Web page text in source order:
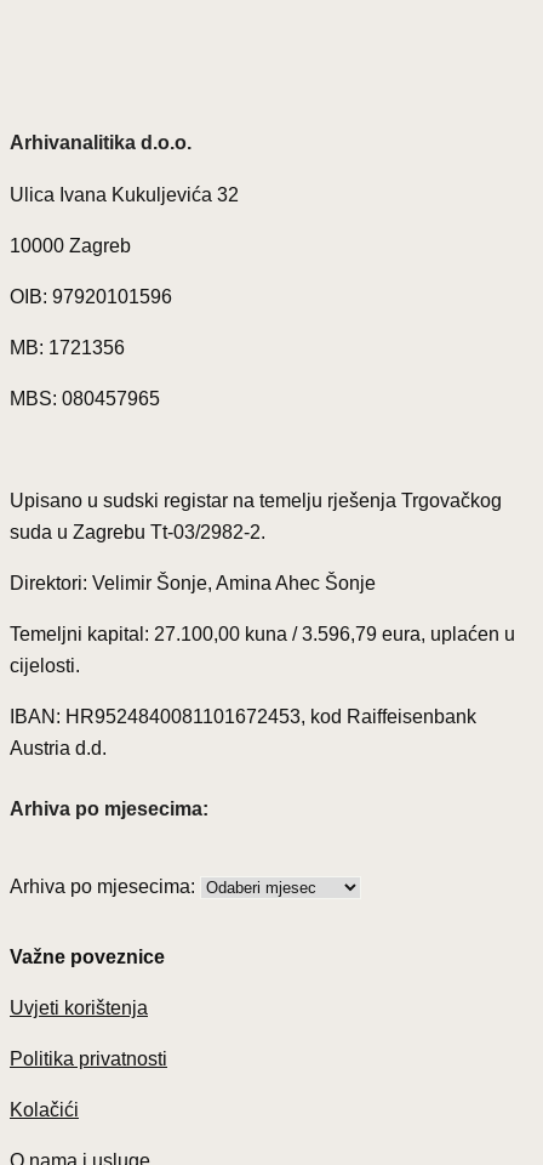
Arhivanalitika d.o.o.
Ulica Ivana Kukuljevića 32
10000 Zagreb
OIB: 97920101596
MB: 1721356
MBS: 080457965
Upisano u sudski registar na temelju rješenja Trgovačkog
suda u Zagrebu Tt-03/2982-2.
Direktori: Velimir Šonje, Amina Ahec Šonje
Temeljni kapital: 27.100,00 kuna / 3.596,79 eura, uplaćen u
cijelosti.
IBAN: HR9524840081101672453, kod Raiffeisenbank
Austria d.d.
Arhiva po mjesecima:
Arhiva po mjesecima:
Važne poveznice
Uvjeti korištenja
Politika privatnosti
Kolačići